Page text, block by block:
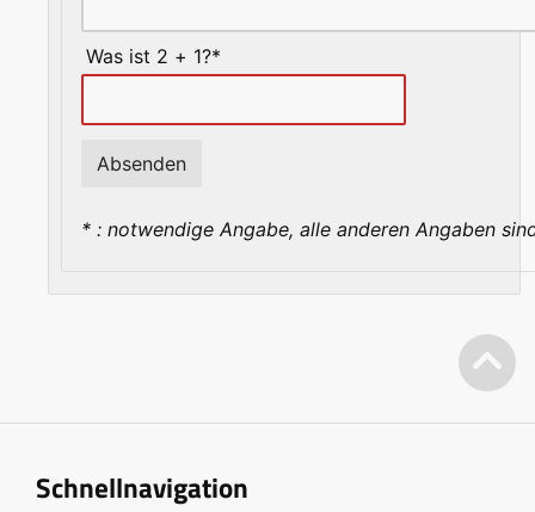
Was ist 2 + 1?*
* : notwendige Angabe, alle anderen Angaben
Schnellnavigation